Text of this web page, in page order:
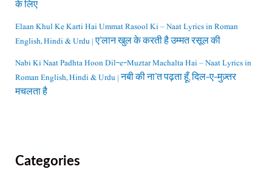
के लिए
Elaan Khul Ke Karti Hai Ummat Rasool Ki – Naat Lyrics in Roman
English, Hindi & Urdu | ए’लान खुल के करती है उम्मत रसूल की
Nabi Ki Naat Padhta Hoon Dil-e-Muztar Machalta Hai – Naat Lyrics in
Roman English, Hindi & Urdu | नबी की ना’त पढ़ता हूँ, दिल-ए-मुज़्तर
मचलता है
Categories